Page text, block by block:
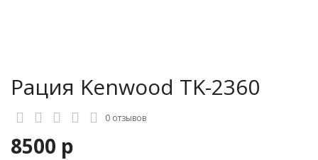
Рация Kenwood TK-2360
0 отзывов
8500 р